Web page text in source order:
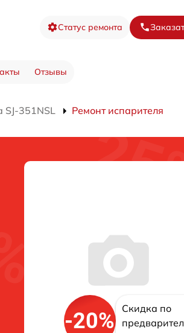
Статус ремонта
Отзывы
SJ-351NSL Ремонт испарителя
-20%
Скидка по